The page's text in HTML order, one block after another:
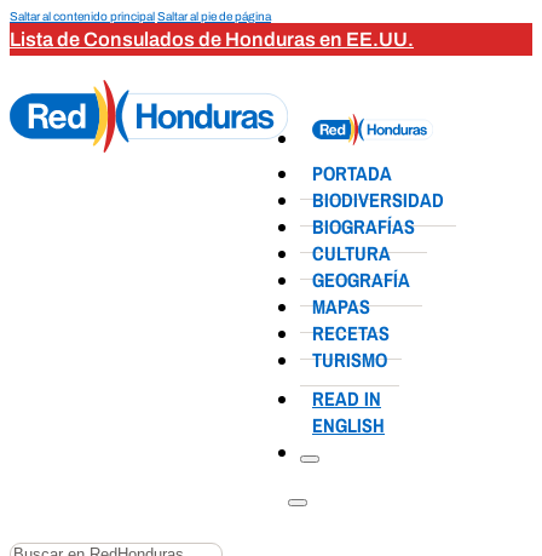
Saltar al contenido principalSaltar al pie de página
Lista de Consulados de Honduras en EE.UU.
PORTADA
BIODIVERSIDAD
BIOGRAFÍAS
CULTURA
GEOGRAFÍA
MAPAS
RECETAS
TURISMO
READ IN
ENGLISH
Buscar